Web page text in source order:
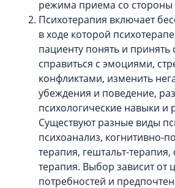
режима приема со стороны
Психотерапия включает
в ходе которой
пациенту понять и
справиться с эмоциями,
конфликтами, изменить
убеждения и поведение,
психологические навыки и
Существуют разные виды
психоанализ, когнитивно-
терапия, гештальт-
терапия. Выбор зависит от
потребностей и